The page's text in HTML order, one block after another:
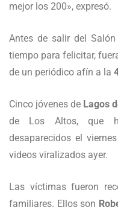
mejor los 200», expresó.
Antes de salir del
tiempo para felicitar,
de un periódico afín a la
Cinco jóvenes de Lagos
de Los Altos, que
desaparecidos el
videos viralizados ayer.
Las víctimas fueron
familiares. Ellos son